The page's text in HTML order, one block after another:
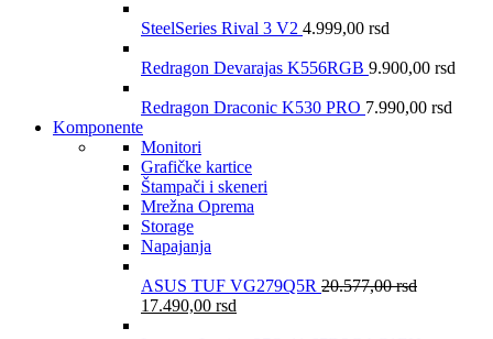
SteelSeries Rival 3 V2 4.999,00 rsd
Redragon Devarajas K556RGB 9.900,00 rsd
Redragon Draconic K530 PRO 7.990,00 rsd
Komponente
Monitori
Grafičke kartice
Štampači i skeneri
Mrežna Oprema
Storage
Napajanja
ASUS TUF VG279Q5R 20.577,00rsd
17.490,00 rsd